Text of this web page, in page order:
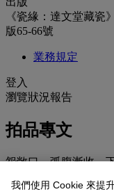
《瓷緣：達文堂藏瓷
版65-66號
業務規定
登入
瀏覽狀況報告
拍品專文
盌敞口，弧腹漸收，
我們使用 Cookie 來提